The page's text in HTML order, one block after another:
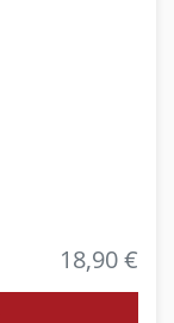
18,90 €